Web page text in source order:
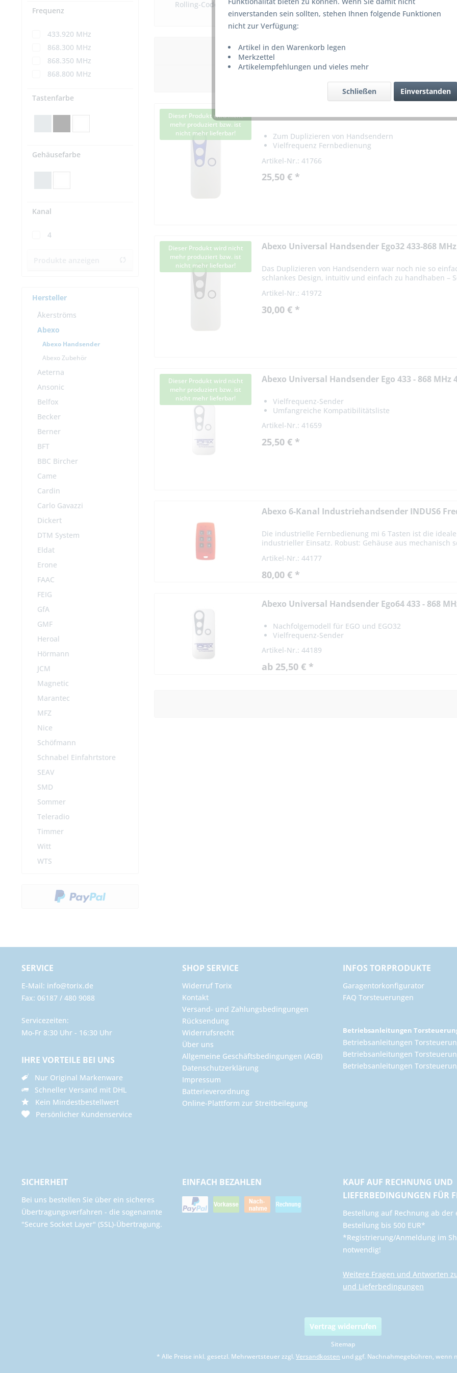
Frequenz
433.920 MHz
868.300 MHz
868.350 MHz
868.800 MHz
Tastenfarbe
Gehäusefarbe
Kanal
4
Hersteller
Åkerströms
Abexo
Abexo Handsender
Abexo Zubehör
Aeterna
Ansonic
Belfox
Becker
Berner
BFT
BBC Bircher
Came
Cardin
Carlo Gavazzi
Dickert
DTM System
Eldat
Erone
FAAC
FEIG
GfA
GMF
Heroal
Hörmann
JCM
Magnetic
Marantec
MFZ
Nice
Schöfmann
Schnabel Einfahrtstore
SEAV
SMD
Sommer
Teleradio
Timmer
Witt
WTS
Rolling-Code) zu erkennen und diesen auf präzise und konstante Weise zu
Dieser Produkt wird nicht
mehr produziert bzw. ist
nicht mehr lieferbar!
Alternativer oder Ersatzhandsender ABEXO
Zum Duplizieren von Handsendern
Vielfrequenz Fernbedienung
Artikel-Nr.: 41766
25,50 € *
Dieser Produkt wird nicht
mehr produziert bzw. ist
nicht mehr lieferbar!
Abexo Universal Handsender Ego32 433-868 MHz
Das Duplizieren von Handsendern war noch nie so
schlankes Design, intuitiv und einfach zu handhaben –
Artikel-Nr.: 41972
30,00 € *
Dieser Produkt wird nicht
mehr produziert bzw. ist
nicht mehr lieferbar!
Abexo Universal Handsender Ego 433 - 868
Vielfrequenz-Sender
Umfangreiche Kompatibilitätsliste
Artikel-Nr.: 41659
25,50 € *
Abexo 6-Kanal Industriehandsender INDUS6
Die industrielle Fernbedienung mi 6 Tasten ist die
industrieller Einsatz. Robust: Gehäuse aus mechanisch
Artikel-Nr.: 44177
80,00 € *
Abexo Universal Handsender Ego64 433 - 868
Nachfolgemodell für EGO und EGO32
Vielfrequenz-Sender
Artikel-Nr.: 44189
ab 25,50 € *
SERVICE
E-Mail: info@torix.de
Fax: 06187 / 480 9088
Servicezeiten:
Mo-Fr 8:30 Uhr - 16:30 Uhr
IHRE VORTEILE BEI UNS
Nur Original Markenware
Schneller Versand mit DHL
Kein Mindestbestellwert
Persönlicher Kundenservice
SHOP SERVICE
Widerruf Torix
Kontakt
Versand- und Zahlungsbedingungen
Rücksendung
Widerrufsrecht
Über uns
Allgemeine Geschäftsbedingungen (AGB)
Datenschutzerklärung
Impressum
Batterieverordnung
Online-Plattform zur Streitbeilegung
INFOS TORPRODUKTE
Garagentorkonfigurator
FAQ Torsteuerungen
Betriebsanleitungen
Betriebsanleitungen
Betriebsanleitungen
Betriebsanleitungen
SICHERHEIT
Bei uns bestellen Sie über ein sicheres
Übertragungsverfahren - die sogenannte
"Secure Socket Layer" (SSL)-Übertragung.
EINFACH BEZAHLEN
KAUF AUF RECHNUNG UND
LIEFERBEDINGUNGEN FÜR
​Bestellung auf Rechnung ab der
Bestellung bis 500 EUR*
*Registrierung/Anmeldung im
notwendig!
Weitere Fragen und Antworten
und Lieferbedingungen
Vertrag widerrufen
Sitemap
* Alle Preise inkl. gesetzl. Mehrwertsteuer zzgl. Versandkosten und ggf. Nachnahmegebühren, wenn
einverstanden sein sollten, stehen Ihnen folgende Funktionen
nicht zur Verfügung:
Artikel in den Warenkorb legen
Merkzettel
Artikelempfehlungen und vieles mehr
Einverstanden
Schließen